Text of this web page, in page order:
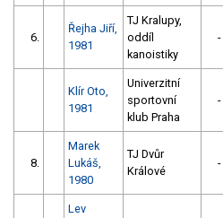
6.
Řejha Jiří,
1981
TJ Kralupy,
oddíl
kanoistiky
-
Klír Oto,
1981
Univerzitní
sportovní
klub Praha
-
8.
Marek
Lukáš,
1980
TJ Dvůr
Králové
-
Lev